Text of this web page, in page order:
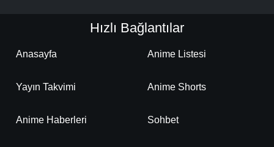
Hızlı Bağlantılar
Anasayfa Anime Listesi
Yayın Takvimi Anime Shorts
Anime Haberleri Sohbet